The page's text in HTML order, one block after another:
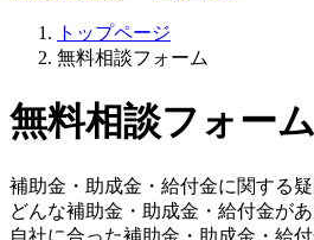
トップページ
無料相談フォーム
無料相談フォーム
補助金・助成金・給付金に関する
どんな補助金・助成金・給付金が
自社に合った補助金・助成金・給